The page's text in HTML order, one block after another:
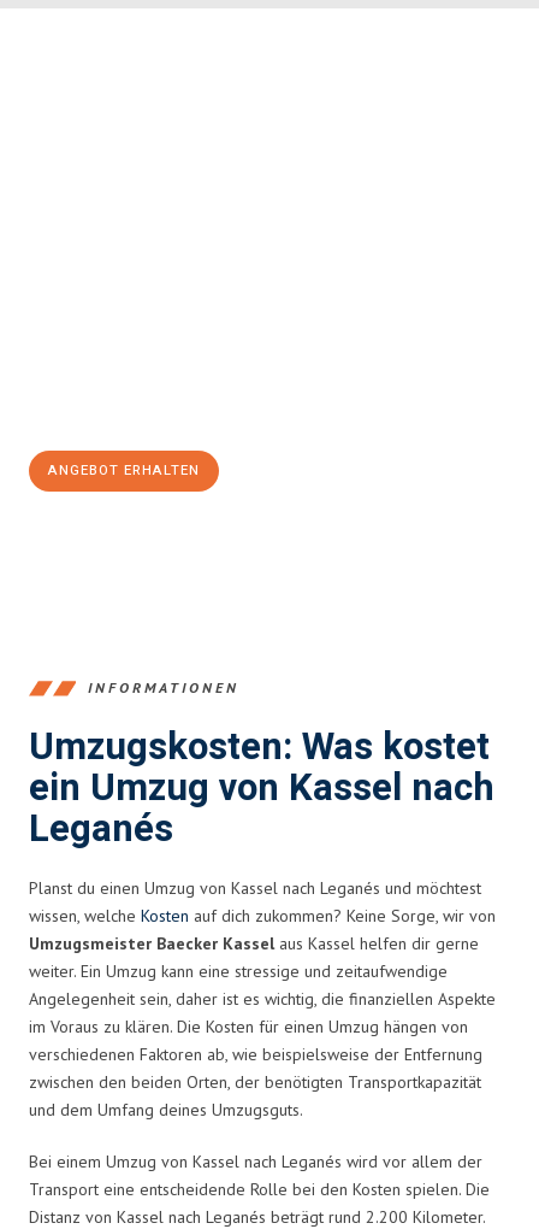
ANGEBOT ERHALTEN
INFORMATIONEN
Umzugskosten: Was kostet
ein Umzug von Kassel nach
Leganés
Planst du einen Umzug von Kassel nach Leganés und möchtest
wissen, welche Kosten auf dich zukommen? Keine Sorge, wir von
Umzugsmeister Baecker Kasselaus Kassel helfen dir gerne
weiter. Ein Umzug kann eine stressige und zeitaufwendige
Angelegenheit sein, daher ist es wichtig, die finanziellen Aspekte
im Voraus zu klären. Die Kosten für einen Umzug hängen von
verschiedenen Faktoren ab, wie beispielsweise der Entfernung
zwischen den beiden Orten, der benötigten Transportkapazität
und dem Umfang deines Umzugsguts.
Bei einem Umzug von Kassel nach Leganés wird vor allem der
Transport eine entscheidende Rolle bei den Kosten spielen. Die
Distanz von Kassel nach Leganés beträgt rund 2.200 Kilometer.